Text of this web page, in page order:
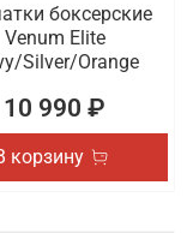
боксерские
Venum Elite
Silver/Orange
10 990 ₽
корзину